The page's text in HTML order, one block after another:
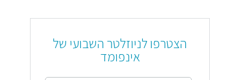
הצטרפו לניוזלטר השבועי של
אינפומד